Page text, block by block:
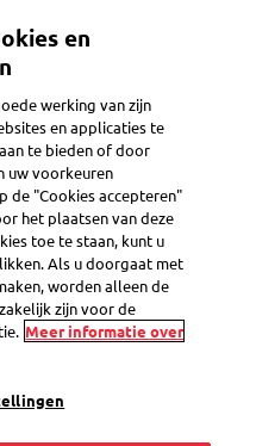
en
werking van zijn
en applicaties te
te bieden of door
uw voorkeuren
de "Cookies accepteren"
het plaatsen van deze
toe te staan, kunt u
Als u doorgaat met
worden alleen de
zijn voor de
Meer informatie over